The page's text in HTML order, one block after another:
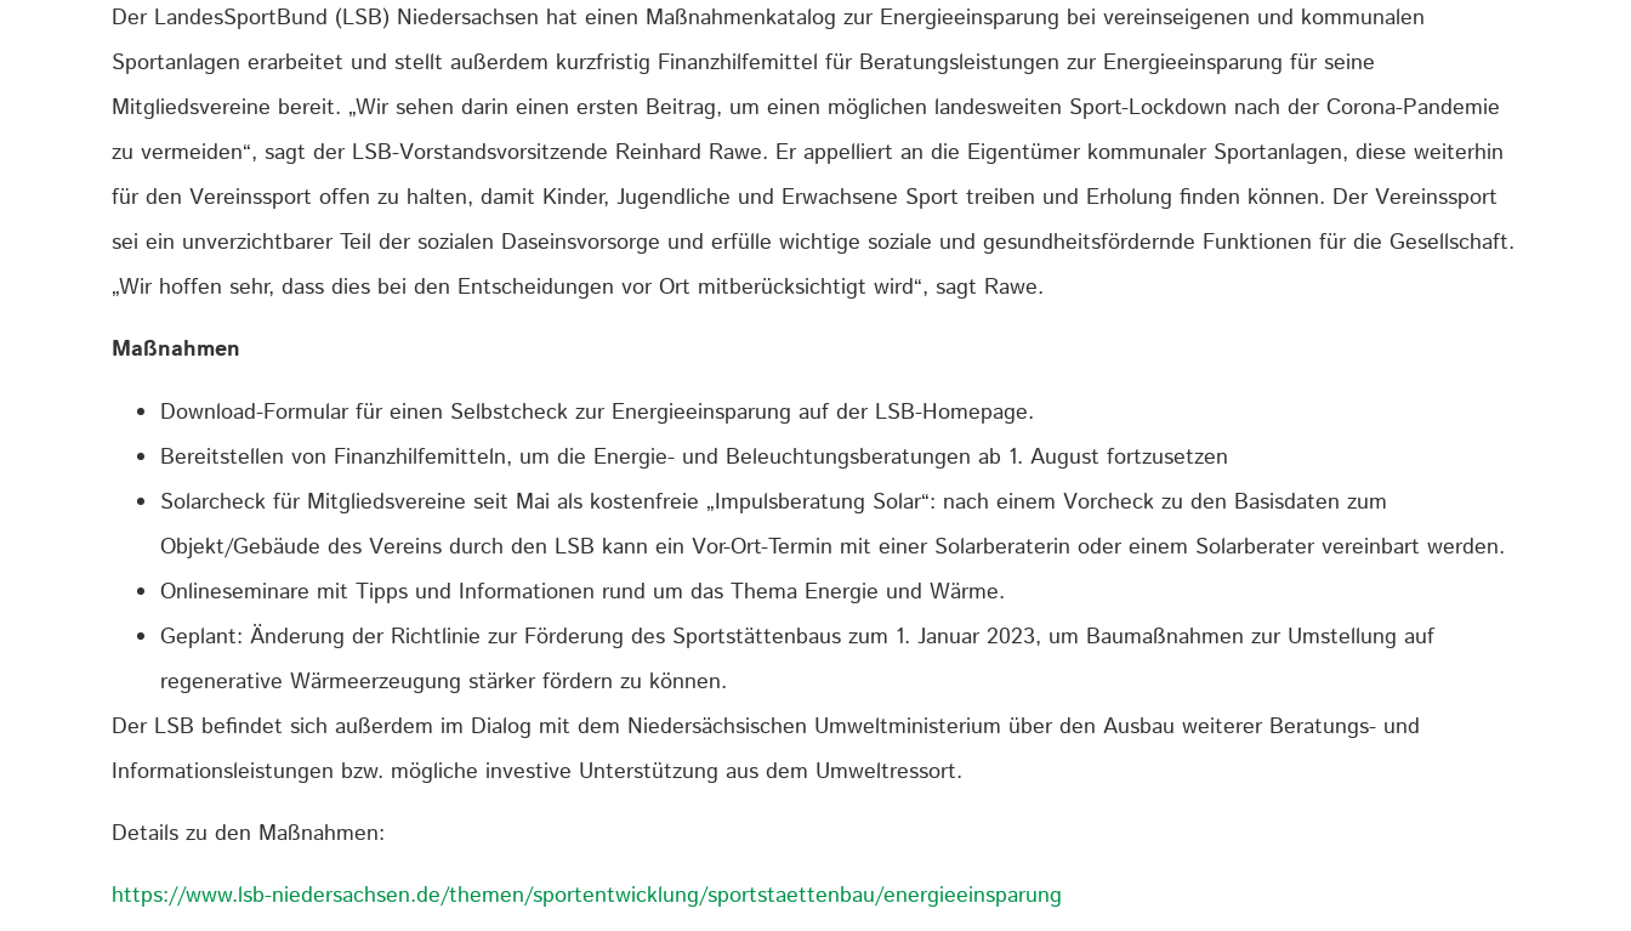
Der LandesSportBund (LSB) Niedersachsen hat einen Maßnahmenkatalog zur Energieeinsparung bei vereinseigenen und kommunalen
Sportanlagen erarbeitet und stellt außerdem kurzfristig Finanzhilfemittel für Beratungsleistungen zur Energieeinsparung für seine
Mitgliedsvereine bereit. „Wir sehen darin einen ersten Beitrag, um einen möglichen landesweiten Sport-Lockdown nach der Corona-Pandemie
zu vermeiden“, sagt der LSB-Vorstandsvorsitzende Reinhard Rawe. Er appelliert an die Eigentümer kommunaler Sportanlagen, diese weiterhin
für den Vereinssport offen zu halten, damit Kinder, Jugendliche und Erwachsene Sport treiben und Erholung finden können. Der Vereinssport
sei ein unverzichtbarer Teil der sozialen Daseinsvorsorge und erfülle wichtige soziale und gesundheitsfördernde Funktionen für die Gesellschaft.
„Wir hoffen sehr, dass dies bei den Entscheidungen vor Ort mitberücksichtigt wird“, sagt Rawe.
Maßnahmen
Download-Formular für einen Selbstcheck zur Energieeinsparung auf der LSB-Homepage.
Bereitstellen von Finanzhilfemitteln, um die Energie- und Beleuchtungs­beratungen ab 1. August fortzusetzen
Solarcheck für Mitgliedsvereine seit Mai als kostenfreie „Impulsberatung Solar“: nach einem Vorcheck zu den Basisdaten zum
Objekt/Gebäude des Vereins durch den LSB kann ein Vor-Ort-Termin mit einer Solarberaterin oder einem Solarberater vereinbart werden.
Onlineseminare mit Tipps und Informationen rund um das Thema Energie und Wärme.
Geplant: Änderung der Richtlinie zur Förderung des Sportstättenbaus zum 1. Januar 2023, um Baumaßnahmen zur Umstellung auf
regenerative Wärmeerzeugung stärker fördern zu können.
Der LSB befindet sich außerdem im Dialog mit dem Niedersächsischen Umweltministerium über den Ausbau weiterer Beratungs- und
Informationsleistungen bzw. mögliche investive Unterstützung aus dem Umweltressort.
Details zu den Maßnahmen:
https://www.lsb-niedersachsen.de/themen/sportentwicklung/sportstaettenbau/energieeinsparung